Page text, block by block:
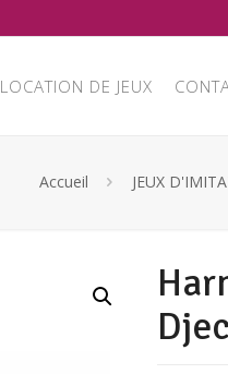
LOCATION DE JEUX
Accueil JEUX